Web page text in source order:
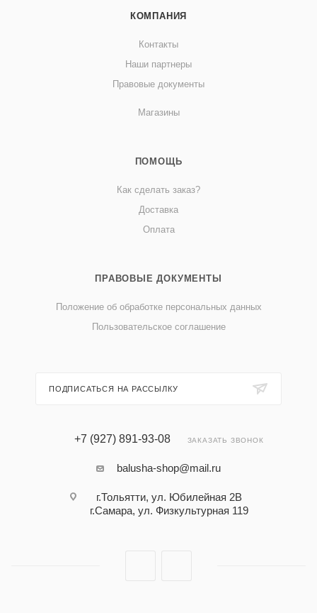
КОМПАНИЯ
Контакты
Наши партнеры
Правовые документы
Магазины
ПОМОЩЬ
Как сделать заказ?
Доставка
Оплата
ПРАВОВЫЕ ДОКУМЕНТЫ
Положение об обработке персональных данных
Пользовательское соглашение
ПОДПИСАТЬСЯ НА РАССЫЛКУ
+7 (927) 891-93-08 ЗАКАЗАТЬ ЗВОНОК
balusha-shop@mail.ru
г.Тольятти, ул. Юбилейная 2В
г.Самара, ул. Физкультурная 119